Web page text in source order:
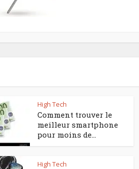
High Tech
Comment trouver le
meilleur smartphone
pour moins de...
High Tech